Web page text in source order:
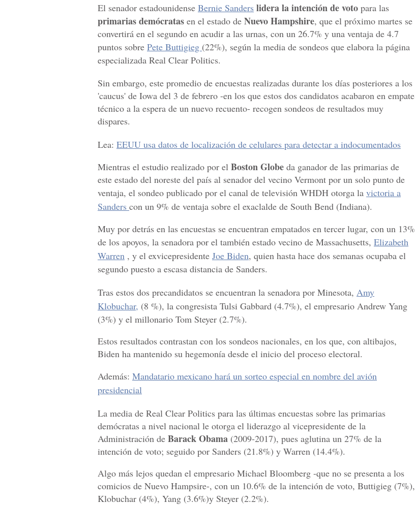
El senador estadounidense Bernie Sanders lidera la intención de voto para las
primarias demócratas en el estado de Nuevo Hampshire, que el próximo martes se
convertirá en el segundo en acudir a las urnas, con un 26.7% y una ventaja de 4.7
puntos sobre Pete Buttigieg (22%), según la media de sondeos que elabora la página
especializada Real Clear Politics.
Sin embargo, este promedio de encuestas realizadas durante los días posteriores a los
'caucus' de Iowa del 3 de febrero -en los que estos dos candidatos acabaron en empate
técnico a la espera de un nuevo recuento- recogen sondeos de resultados muy
dispares.
Lea: EEUU usa datos de localización de celulares para detectar a indocumentados
Mientras el estudio realizado por el Boston Globe da ganador de las primarias de
este estado del noreste del país al senador del vecino Vermont por un solo punto de
ventaja, el sondeo publicado por el canal de televisión WHDH otorga la victoria a
Sanders con un 9% de ventaja sobre el exaclalde de South Bend (Indiana).
Muy por detrás en las encuestas se encuentran empatados en tercer lugar, con un 13%
de los apoyos, la senadora por el también estado vecino de Massachusetts, Elizabeth
Warren , y el exvicepresidente Joe Biden, quien hasta hace dos semanas ocupaba el
segundo puesto a escasa distancia de Sanders.
Tras estos dos precandidatos se encuentran la senadora por Minesota, Amy
Klobuchar, (8 %), la congresista Tulsi Gabbard (4.7%), el empresario Andrew Yang
(3%) y el millonario Tom Steyer (2.7%).
Estos resultados contrastan con los sondeos nacionales, en los que, con altibajos,
Biden ha mantenido su hegemonía desde el inicio del proceso electoral.
Además: Mandatario mexicano hará un sorteo especial en nombre del avión
presidencial
La media de Real Clear Politics para las últimas encuestas sobre las primarias
demócratas a nivel nacional le otorga el liderazgo al vicepresidente de la
Administración de Barack Obama (2009-2017), pues aglutina un 27% de la
intención de voto; seguido por Sanders (21.8%) y Warren (14.4%).
Algo más lejos quedan el empresario Michael Bloomberg -que no se presenta a los
comicios de Nuevo Hampsire-, con un 10.6% de la intención de voto, Buttigieg (7%),
Klobuchar (4%), Yang (3.6%)y Steyer (2.2%).